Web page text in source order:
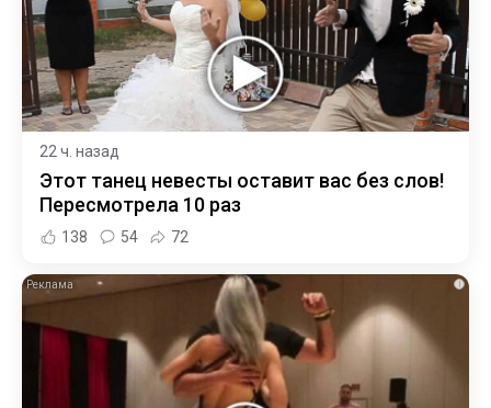
22 ч. назад
Этот танец невесты оставит вас без слов!
Пересмотрела 10 раз
138 54 72
i